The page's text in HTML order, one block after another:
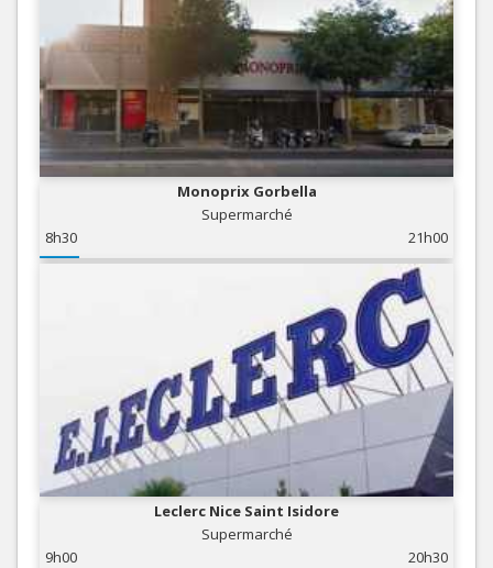
Monoprix Gorbella
Supermarché
8h30
21h00
Leclerc Nice Saint Isidore
Supermarché
9h00
20h30